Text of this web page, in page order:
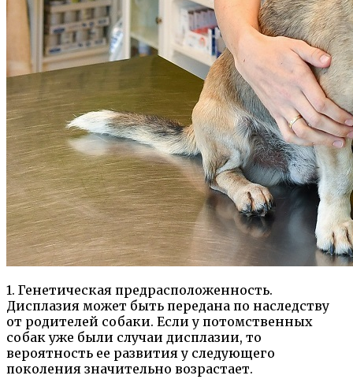
1. Генетическая предрасположенность.
Дисплазия может быть передана по наследству
от родителей собаки. Если у потомственных
собак уже были случаи дисплазии, то
вероятность ее развития у следующего
поколения значительно возрастает.